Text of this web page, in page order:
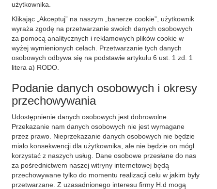
użytkownika.
Klikając „Akceptuj” na naszym „banerze cookie”, użytkownik
wyraża zgodę na przetwarzanie swoich danych osobowych
za pomocą analitycznych i reklamowych plików cookie w
wyżej wymienionych celach. Przetwarzanie tych danych
osobowych odbywa się na podstawie artykułu 6 ust. 1 zd. 1
litera a) RODO.
Podanie danych osobowych i okresy
przechowywania
Udostępnienie danych osobowych jest dobrowolne.
Przekazanie nam danych osobowych nie jest wymagane
przez prawo. Nieprzekazanie danych osobowych nie będzie
miało konsekwencji dla użytkownika, ale nie będzie on mógł
korzystać z naszych usług. Dane osobowe przesłane do nas
za pośrednictwem naszej witryny internetowej będą
przechowywane tylko do momentu realizacji celu w jakim były
przetwarzane. Z uzasadnionego interesu firmy H.d mogą